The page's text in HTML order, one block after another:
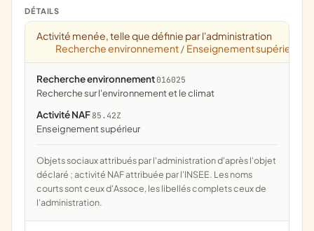
DÉTAILS
Activité menée, telle que définie par l'administration
Recherche environnement / Enseignement supérieur
Recherche environnement 016025
recherche sur l'environnement et le climat
Activité NAF 85.42Z
Enseignement supérieur
Objets sociaux attribués par l'administration d'après l'objet
déclaré ; activité NAF attribuée par l'INSEE. Les noms
courts sont ceux d'Assoce, les libellés complets ceux de
l'administration.